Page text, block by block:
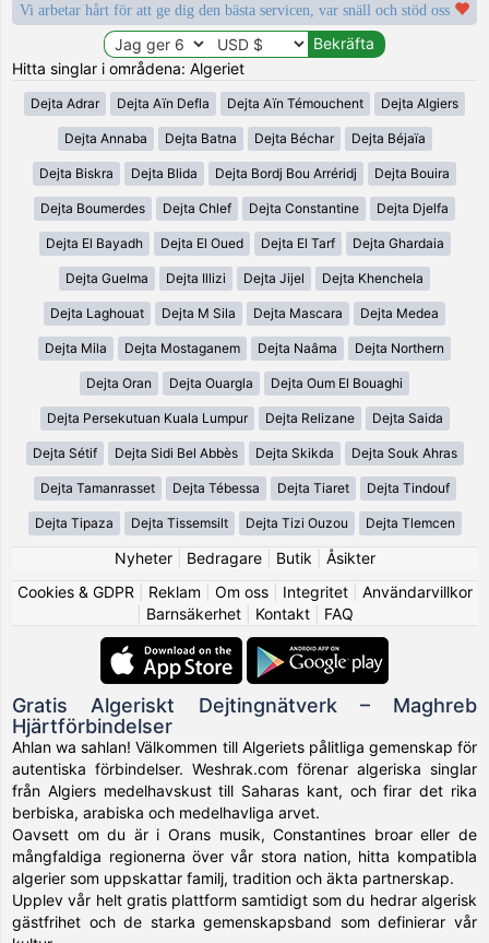
Vi arbetar hårt för att ge dig den bästa servicen, var snäll och stöd oss
Hitta singlar i områdena: Algeriet
Dejta Adrar Dejta Aïn Defla Dejta Aïn Témouchent Dejta Algiers
Dejta Annaba Dejta Batna Dejta Béchar Dejta Béjaïa
Dejta Biskra Dejta Blida Dejta Bordj Bou Arréridj Dejta Bouira
Dejta Boumerdes Dejta Chlef Dejta Constantine Dejta Djelfa
Dejta El Bayadh Dejta El Oued Dejta El Tarf Dejta Ghardaia
Dejta Guelma Dejta Illizi Dejta Jijel Dejta Khenchela
Dejta Laghouat Dejta M Sila Dejta Mascara Dejta Medea
Dejta Mila Dejta Mostaganem Dejta Naâma Dejta Northern
Dejta Oran Dejta Ouargla Dejta Oum El Bouaghi
Dejta Persekutuan Kuala Lumpur Dejta Relizane Dejta Saida
Dejta Sétif Dejta Sidi Bel Abbès Dejta Skikda Dejta Souk Ahras
Dejta Tamanrasset Dejta Tébessa Dejta Tiaret Dejta Tindouf
Dejta Tipaza Dejta Tissemsilt Dejta Tizi Ouzou Dejta Tlemcen
Nyheter| Bedragare| Butik
Åsikter
Cookies & GDPR
Reklam Om oss| Integritet| Användarvillkor
Barnsäkerhet| Kontakt| FAQ
Gratis Algeriskt Dejtingnätverk – Maghreb
Hjärtförbindelser
Ahlan wa sahlan! Välkommen till Algeriets pålitliga gemenskap för
autentiska förbindelser. Weshrak.com förenar algeriska singlar
från Algiers medelhavskust till Saharas kant, och firar det rika
berbiska, arabiska och medelhavliga arvet.
Oavsett om du är i Orans musik, Constantines broar eller de
mångfaldiga regionerna över vår stora nation, hitta kompatibla
algerier som uppskattar familj, tradition och äkta partnerskap.
Upplev vår helt gratis plattform samtidigt som du hedrar algerisk
gästfrihet och de starka gemenskapsband som definierar vår